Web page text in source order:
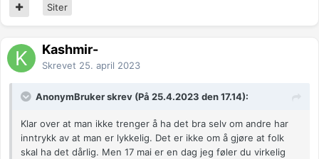
Siter
Kashmir-
Skrevet 25. april 2023
AnonymBruker skrev (På 25.4.2023 den 17.14):
Klar over at man ikke trenger å ha det bra selv om andre har
inntrykk av at man er lykkelig. Det er ikke om å gjøre at folk
skal ha det dårlig. Men 17 mai er en dag jeg føler du virkelig